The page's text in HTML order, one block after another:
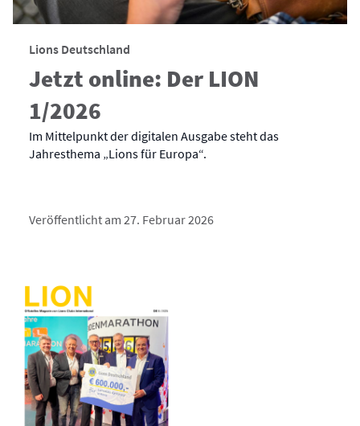
Lions Deutschland
Jetzt online: Der LION
1/2026
Im Mittelpunkt der digitalen Ausgabe steht das
Jahresthema „Lions für Europa“.
Veröffentlicht am 27. Februar 2026